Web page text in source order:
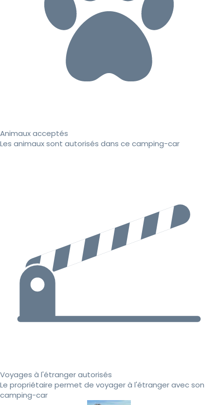
Animaux acceptés
Les animaux sont autorisés dans ce camping-car
Voyages à l'étranger autorisés
Le propriétaire permet de voyager à l'étranger avec son
camping-car